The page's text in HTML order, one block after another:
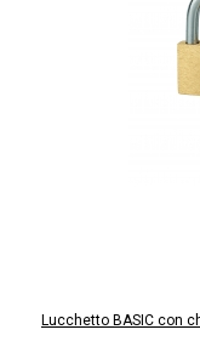
Lucchetto BASIC con